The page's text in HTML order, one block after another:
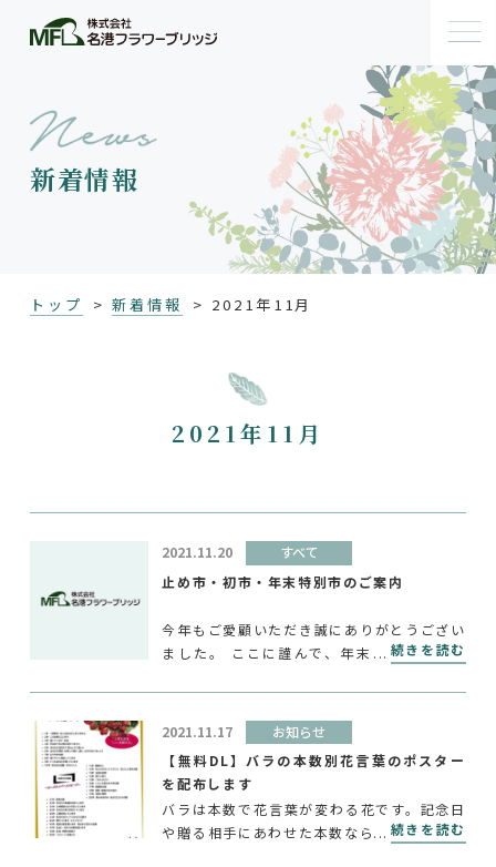
新着情報
トップ 新着情報 2021年11月
2021年11月
2021.11.20
すべて
止め市・初市・年末特別市のご案内
今年もご愛顧いただき誠にありがとうござい
ました。 ここに謹んで、年末年始のご案内
初市 1月5日（水） 初市のD2販売は行い
ません。 4日（火）より前売りの営業となり
ます。 〇 […]
続きを読む
2021.11.17
お知らせ
【無料DL】バラの本数別花言葉のポスター
を配布します
バラは本数で花言葉が変わる花です。記念日
や贈る相手にあわせた本数なら、もっと想い
続きを読む